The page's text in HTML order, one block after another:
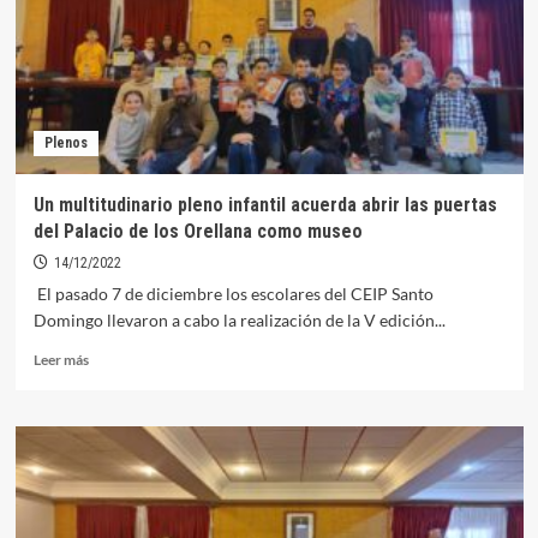
entre
las
propuestas
del
Pleno
Infantil
Plenos
Un multitudinario pleno infantil acuerda abrir las puertas
del Palacio de los Orellana como museo
14/12/2022
El pasado 7 de diciembre los escolares del CEIP Santo
Domingo llevaron a cabo la realización de la V edición...
Leer másLeer
Un
multitudinario
pleno
infantil
acuerda